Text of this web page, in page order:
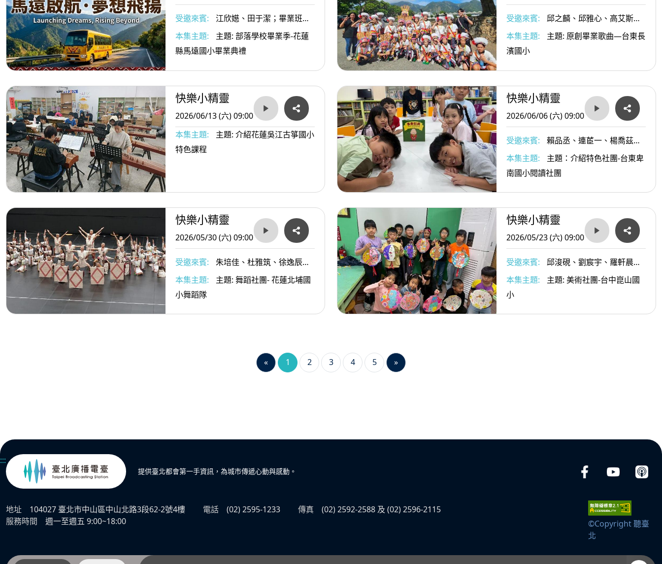
受邀來賓:
江欣嬨、田于潔；畢業班導
師馬聖杰老師；呂國良校長
本集主題:
主題: 部落學校畢業季-花蓮
縣馬遠國小畢業典禮
受邀來賓:
邱之麟、邱雅心、高艾斯、
蘇宥菻小朋友；葉宸瑜主任
本集主題:
主題: 原創畢業歌曲—台東長
濱國小
快樂小精靈
2026/06/13 (六) 09:00
本集主題:
主題: 介紹花蓮吳江古箏國小
特色課程
快樂小精靈
2026/06/06 (六) 09:00
受邀來賓:
賴品丞、連茞一、楊喬茲小
朋友; 多多老師(王顗婷老師)
本集主題:
主題：介紹特色社團-台東卑
南國小閱讀社團
快樂小精靈
2026/05/30 (六) 09:00
受邀來賓:
朱培佳、杜雅筑、徐逸辰、
詹昀蓁、利佩盈、鄭昀芷、高宇希、許
恬芯等小朋友;鄭靜慧老師
本集主題:
主題: 舞蹈社團- 花蓮北埔國
小舞蹈隊
快樂小精靈
2026/05/23 (六) 09:00
受邀來賓:
邱浚硯、劉宸宇、羅軒晨、
林晏甄、李利貞小朋友，以及教務主任
彭玄州。
本集主題:
主題: 美術社團-台中崑山國
小
« 1 2 3 4 5 »
:::
提供臺北都會第一手資訊，為城市傳遞心動與感動。
地址 104027 臺北市中山區中山北路3段62-2號4樓 電話 (02) 2595-1233 傳真
(02) 2592-2588 及 (02) 2596-2115
服務時間
週一至週五 9:00~18:00
©Copyright 聽臺
北